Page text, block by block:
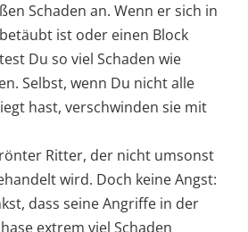
Schaden an. Wenn er sich in
ist oder einen Block
Du so viel Schaden wie
Selbst, wenn Du nicht alle
hast, verschwinden sie mit
Ritter, der nicht umsonst
wird. Doch keine Angst:
dass seine Angriffe in der
extrem viel Schaden